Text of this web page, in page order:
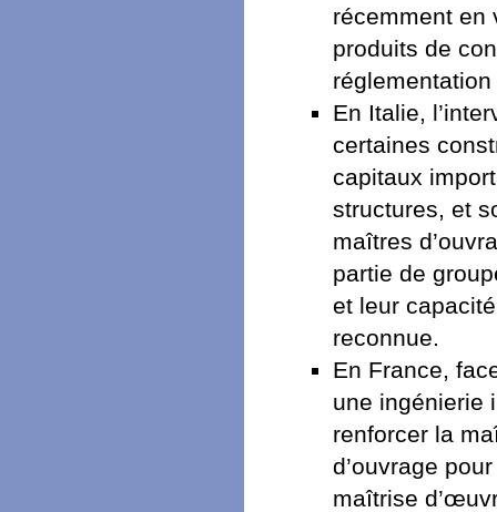
récemment en
produits de
En Italie,
certaines
capitaux
structures, et
maîtres
partie de
et leur
reconnue.
En France,
une ingénierie
renforcer la
d’ouvrage
maîtrise